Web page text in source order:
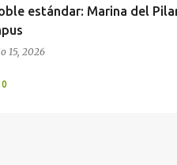
estándar: Marina del
15, 2026
0